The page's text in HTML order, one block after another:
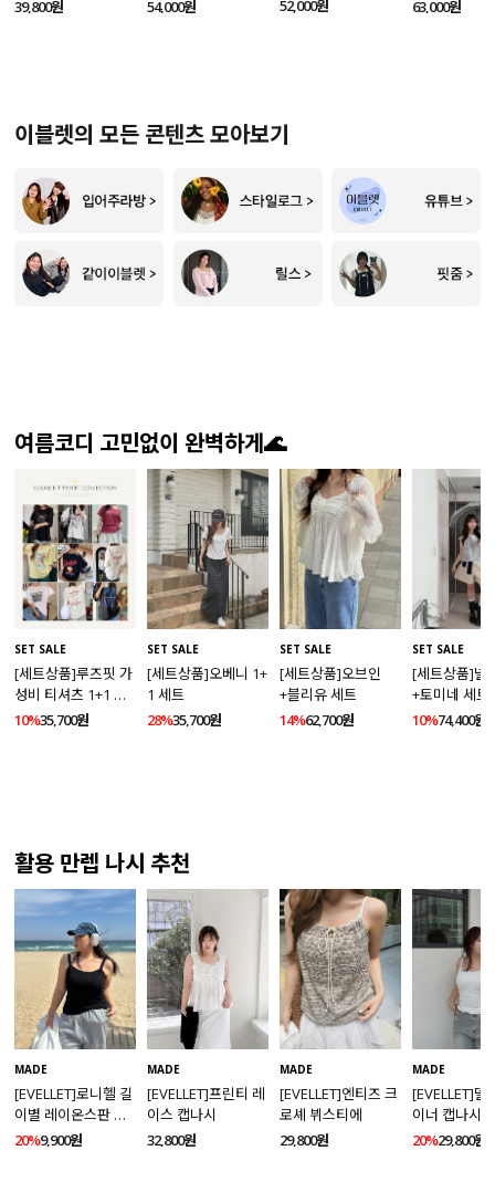
39,800원 54,000원 52,000원 63,000원
이블렛의 모든 콘텐츠 모아보기
여름코디 고민없이 완벽하게🌊
SET SALE
[세트상품]루즈핏 가
성비 티셔츠 1+1 세
트
10%35,700원
SET SALE
[세트상품]오베니 1+
1 세트
28%35,700원
SET SALE
[세트상품]오브인
+블리유 세트
14%62,700원
SET SALE
[세트상품]넬
+토미네 세트
10%74,400원
활용 만렙 나시 추천
MADE
[EVELLET]로니헬 길
이별 레이온스판 끈
나시
20%9,900원
MADE
[EVELLET]프린티 레
이스 캡나시
32,800원
MADE
[EVELLET]엔티즈 크
로셰 뷔스티에
29,800원
MADE
[EVELLET]델
이너 캡나시
20%29,800원